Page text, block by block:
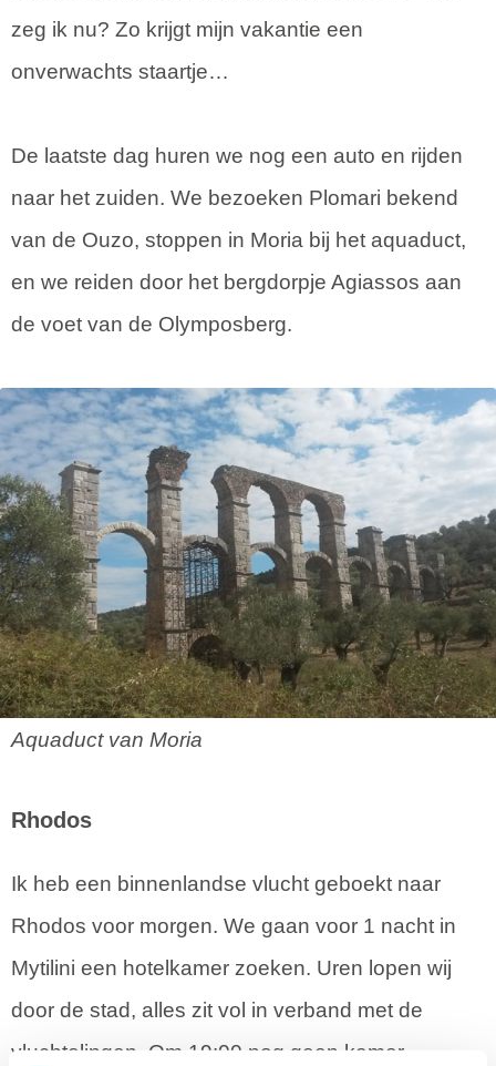
zeg ik nu? Zo krijgt mijn vakantie een
onverwachts staartje…
De laatste dag huren we nog een auto en rijden
naar het zuiden. We bezoeken Plomari bekend
van de Ouzo, stoppen in Moria bij het aquaduct,
en we reiden door het bergdorpje Agiassos aan
de voet van de Olymposberg.
Aquaduct van Moria
Rhodos
Ik heb een binnenlandse vlucht geboekt naar
Rhodos voor morgen. We gaan voor 1 nacht in
Mytilini een hotelkamer zoeken. Uren lopen wij
door de stad, alles zit vol in verband met de
vluchtelingen. Om 19:00 nog geen kamer